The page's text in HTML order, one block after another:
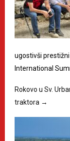
ugostivši
International
Rokovo u Sv.
traktora →